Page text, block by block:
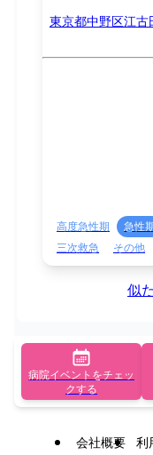
東京都中野区江
高度急性期 急性
三次救急
その他
似
病院イベントをチェッ
クする
会社概要 利